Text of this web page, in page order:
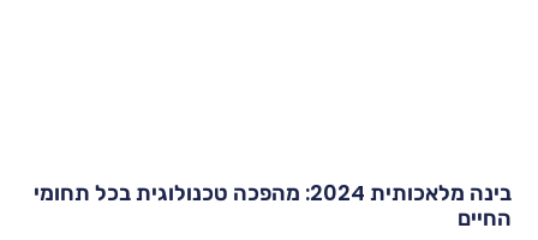
בינה מלאכותית 2024: מהפכה טכנולוגית בכל תחומי